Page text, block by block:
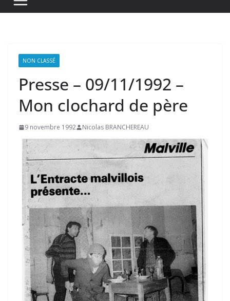
NON CLASSÉ
Presse – 09/11/1992 –
Mon clochard de père
9 novembre 1992 Nicolas BRANCHEREAU